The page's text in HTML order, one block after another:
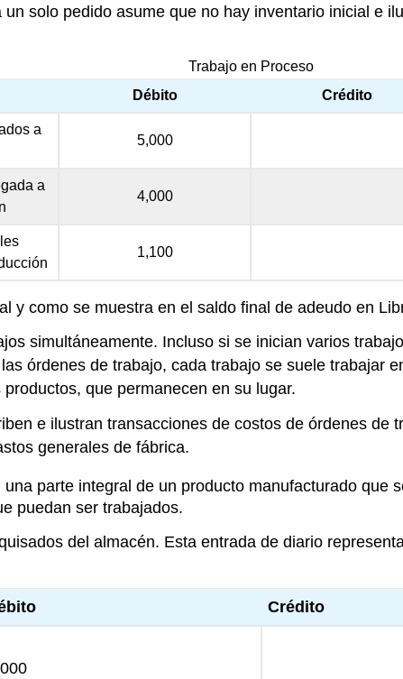
un solo pedido asume que no hay inventario inicial e
Trabajo en Proceso
Débito Crédito
a
5,000
a
4,000
1,100
y como se muestra en el saldo final de adeudo en
simultáneamente. Incluso si se inician varios
órdenes de trabajo, cada trabajo se suele trabajar
que permanecen en su lugar.
e ilustran transacciones de costos de órdenes
generales de fábrica.
parte integral de un producto manufacturado que
puedan ser trabajados.
del almacén. Esta entrada de diario
Crédito